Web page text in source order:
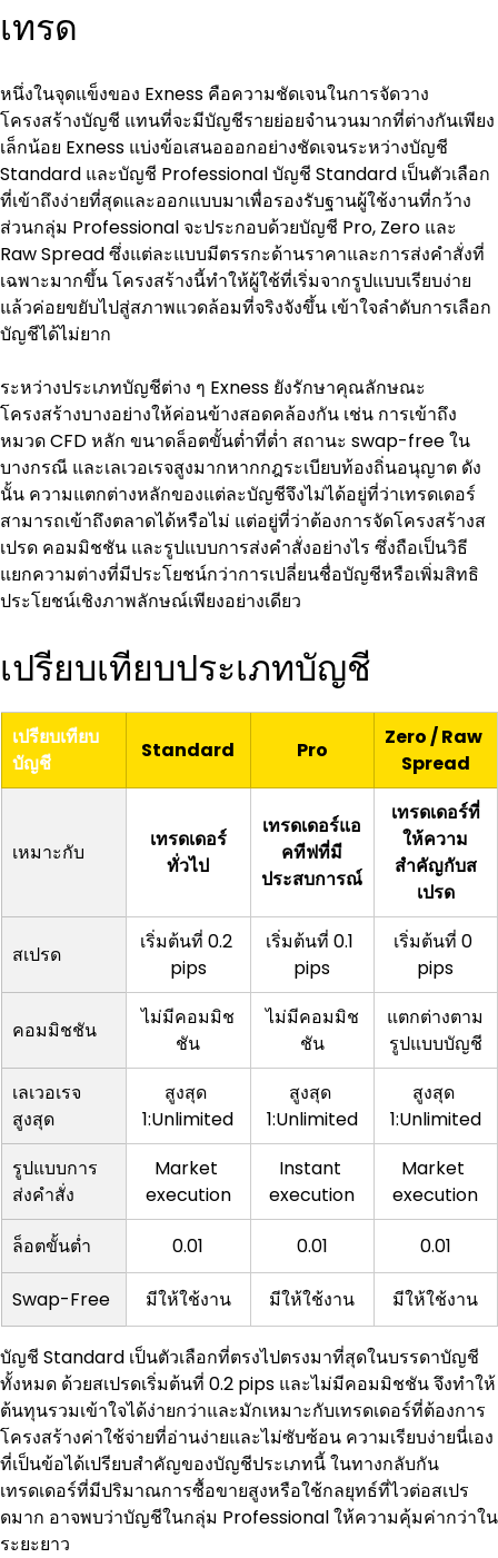
เทรด
หนึ่งในจุดแข็งของ Exness คือความชัดเจนในการจัดวาง
โครงสร้างบัญชี แทนที่จะมีบัญชีรายย่อยจำนวนมากที่ต่างกันเพียง
เล็กน้อย Exness แบ่งข้อเสนอออกอย่างชัดเจนระหว่างบัญชี
Standard และบัญชี Professional บัญชี Standard เป็นตัวเลือก
ที่เข้าถึงง่ายที่สุดและออกแบบมาเพื่อรองรับฐานผู้ใช้งานที่กว้าง
ส่วนกลุ่ม Professional จะประกอบด้วยบัญชี Pro, Zero และ
Raw Spread ซึ่งแต่ละแบบมีตรรกะด้านราคาและการส่งคำสั่งที่
เฉพาะมากขึ้น โครงสร้างนี้ทำให้ผู้ใช้ที่เริ่มจากรูปแบบเรียบง่าย
แล้วค่อยขยับไปสู่สภาพแวดล้อมที่จริงจังขึ้น เข้าใจลำดับการเลือก
บัญชีได้ไม่ยาก
ระหว่างประเภทบัญชีต่าง ๆ Exness ยังรักษาคุณลักษณะ
โครงสร้างบางอย่างให้ค่อนข้างสอดคล้องกัน เช่น การเข้าถึง
หมวด CFD หลัก ขนาดล็อตขั้นต่ำที่ต่ำ สถานะ swap-free ใน
บางกรณี และเลเวอเรจสูงมากหากกฎระเบียบท้องถิ่นอนุญาต ดัง
นั้น ความแตกต่างหลักของแต่ละบัญชีจึงไม่ได้อยู่ที่ว่าเทรดเดอร์
สามารถเข้าถึงตลาดได้หรือไม่ แต่อยู่ที่ว่าต้องการจัดโครงสร้างส
เปรด คอมมิชชัน และรูปแบบการส่งคำสั่งอย่างไร ซึ่งถือเป็นวิธี
แยกความต่างที่มีประโยชน์กว่าการเปลี่ยนชื่อบัญชีหรือเพิ่มสิทธิ
ประโยชน์เชิงภาพลักษณ์เพียงอย่างเดียว
เปรียบเทียบประเภทบัญชี
เปรียบเทียบ
บัญชี
Standard Pro
Zero / Raw
Spread
เหมาะกับ
เทรดเดอร์
ทั่วไป
เทรดเดอร์แอ
คทีฟที่มี
ประสบการณ์
เทรดเดอร์ที่
ให้ความ
สำคัญกับส
เปรด
สเปรด
เริ่มต้นที่ 0.2
pips
เริ่มต้นที่ 0.1
pips
เริ่มต้นที่ 0
pips
คอมมิชชัน
ไม่มีคอมมิช
ชัน
ไม่มีคอมมิช
ชัน
แตกต่างตาม
รูปแบบบัญชี
เลเวอเรจ
สูงสุด
สูงสุด
1:Unlimited
สูงสุด
1:Unlimited
สูงสุด
1:Unlimited
รูปแบบการ
ส่งคำสั่ง
Market
execution
Instant
execution
Market
execution
ล็อตขั้นต่ำ
0.01 0.01 0.01
Swap-Free มีให้ใช้งาน มีให้ใช้งาน มีให้ใช้งาน
บัญชี Standard เป็นตัวเลือกที่ตรงไปตรงมาที่สุดในบรรดาบัญชี
ทั้งหมด ด้วยสเปรดเริ่มต้นที่ 0.2 pips และไม่มีคอมมิชชัน จึงทำให้
ต้นทุนรวมเข้าใจได้ง่ายกว่าและมักเหมาะกับเทรดเดอร์ที่ต้องการ
โครงสร้างค่าใช้จ่ายที่อ่านง่ายและไม่ซับซ้อน ความเรียบง่ายนี่เอง
ที่เป็นข้อได้เปรียบสำคัญของบัญชีประเภทนี้ ในทางกลับกัน
เทรดเดอร์ที่มีปริมาณการซื้อขายสูงหรือใช้กลยุทธ์ที่ไวต่อสเปร
ดมาก อาจพบว่าบัญชีในกลุ่ม Professional ให้ความคุ้มค่ากว่าใน
ระยะยาว